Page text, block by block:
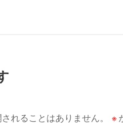
れることはありません。 ※